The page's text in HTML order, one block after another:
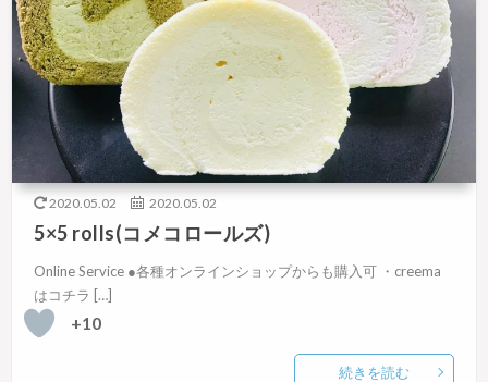
2020.05.02 2020.05.02
5×5 rolls(コメコロールズ)
Online Service ●各種オンラインショップからも購入可 ・creema
はコチラ […]
+10
続きを読む